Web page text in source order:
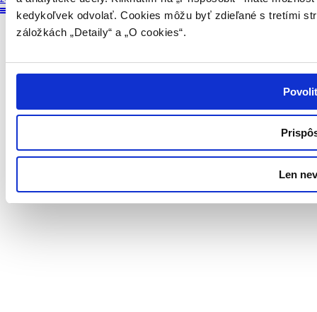
kedykoľvek odvolať. Cookies môžu byť zdieľané s tretími
záložkách „Detaily“ a „O cookies“.
Len